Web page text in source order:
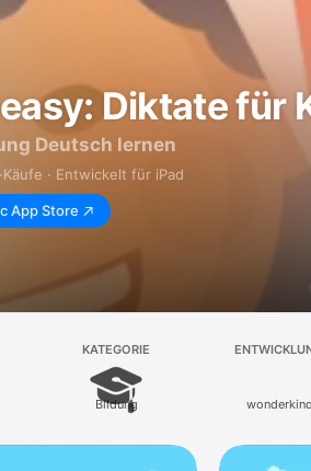
Diktate für
Deutsch lernen
· Entwickelt für iPad
App Store
KATEGORIE
Bildung